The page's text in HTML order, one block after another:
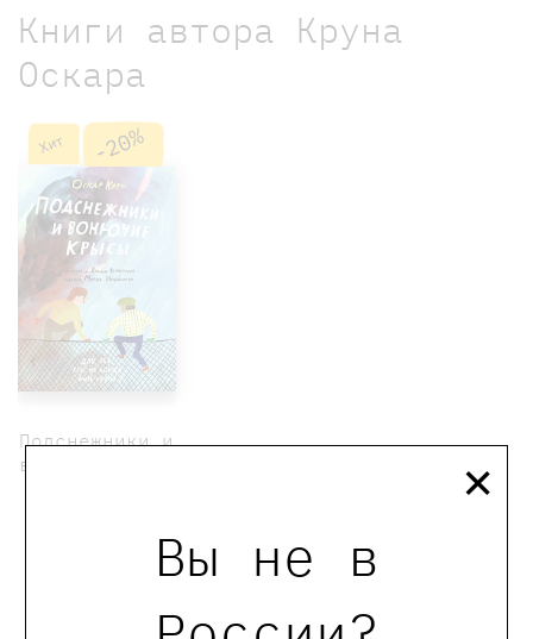
Вы не в
×
Книги автора Круна
Оскара
Хит -20%
Подснежники и
вонючие крысы